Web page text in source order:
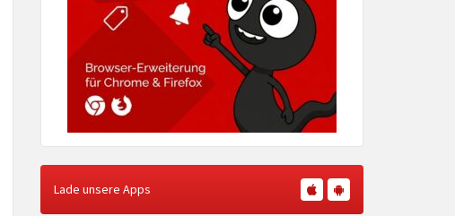
Lade unsere Apps